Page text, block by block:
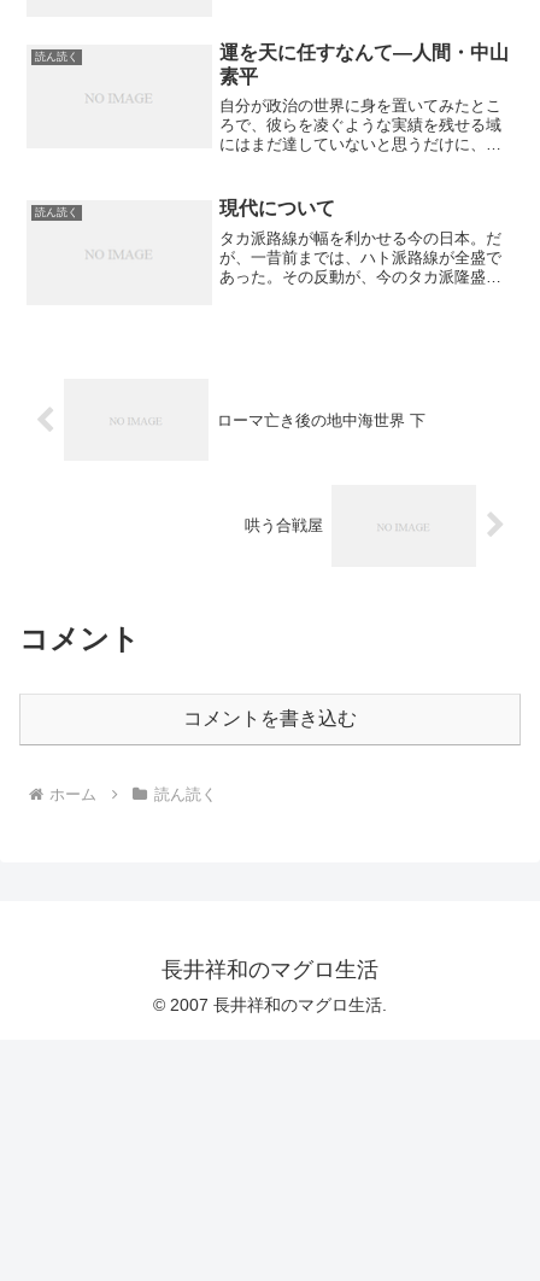
ごまと描くわけでもなく、ただたんたん
とあの事件の一日を描写して...
読ん読く
運を天に任すなんて―人間・中山
素平
自分が政治の世界に身を置いてみたとこ
ろで、彼らを凌ぐような実績を残せる域
にはまだ達していないと思うだけに、今
度成長を支えてくれた先達と比較して、
これはという巨星が少ない...
読ん読く 現代について
タカ派路線が幅を利かせる今の日本。だ
が、一昔前までは、ハト派路線が全盛で
あった。その反動が、今のタカ派隆盛に
ローマ亡き後の地中海世界 下
哄う合戦屋
コメント
コメントを書き込む
ホーム 読ん読く
長井祥和のマグロ生活
© 2007 長井祥和のマグロ生活.